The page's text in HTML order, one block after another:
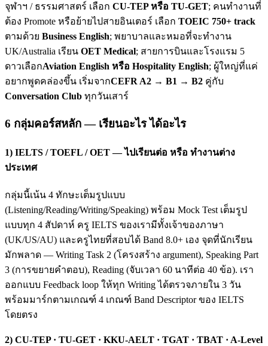
จุฬาฯ / ธรรมศาสตร์ เลือก CU-TEP หรือ TU-GET; คนทำงานที่
ต้อง Promote หรือย้ายไปสายอินเตอร์ เลือก TOEIC 750+ track
ตามด้วย Business English; พยาบาลและหมอที่จะทำงาน
UK/Australia เรียน OET Medical; สายการบินและโรงแรม 5
ดาวเลือกAviation English หรือ Hospitality English; ผู้ใหญ่ที่แค่
อยากพูดคล่องขึ้น เริ่มจากCEFR A2 → B1 → B2 คู่กับ
Conversation Club ทุกวันเสาร์
6 กลุ่มคอร์สหลัก — เรียนอะไร ได้อะไร
1) IELTS / TOEFL / OET — ไปเรียนต่อ หรือ ทำงานต่าง
ประเทศ
กลุ่มนี้เน้น 4 ทักษะเต็มรูปแบบ
(Listening/Reading/Writing/Speaking) พร้อม Mock Test เต็มรูป
แบบทุก 4 สัปดาห์ ครู IELTS ของเรามีทั้งเจ้าของภาษา
(UK/US/AU) และครูไทยที่สอบได้ Band 8.0+ เอง จุดที่นักเรียน
มักพลาด — Writing Task 2 (โครงสร้าง argument), Speaking Part
3 (การขยายคำตอบ), Reading (จับเวลา 60 นาทีต่อ 40 ข้อ). เรา
ออกแบบ Feedback loop ให้ทุก Writing ได้ตรวจภายใน 3 วัน
พร้อมมาร์กตามเกณฑ์ 4 เกณฑ์ Band Descriptor ของ IELTS
โดยตรง
2) CU-TEP · TU-GET · KKU-AELT · TGAT · TBAT · A-Level